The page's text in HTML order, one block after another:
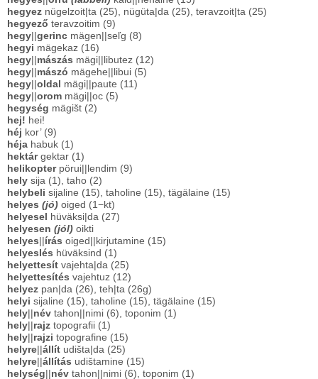
hegyez nügelzoit|ta (25), nügüta|da (25), teravzoit|ta (25)
hegyező teravzoitim (9)
hegy gerinc mägen||seľg (8)
hegyi mägekaz (16)
hegy mászás mägi||libutez (12)
hegy mászó mägehe||libui (5)
hegy oldal mägi||paute (11)
hegy orom mägi||oc (5)
hegység mägišt (2)
hej! hei!
héj kor’ (9)
héja habuk (1)
hektár gektar (1)
helikopter pörui||lendim (9)
hely sija (1), taho (2)
helybeli sijaline (15), taholine (15), tägälaine (15)
helyes (jó) oiged (1−kt)
helyesel
hüväksi|da (27)
helyesen (jól) oikti
helyes
írás oiged||kirjutamine (15)
helyeslés hüväksind (1)
helyettesít vajehta|da (25)
helyettesítés vajehtuz (12)
helyez pan|da (26), teh|ta (26g)
helyi sijaline (15), taholine (15), tägälaine (15)
hely név tahon||nimi (6), toponim (1)
hely rajz topografii (1)
hely rajzi topografine (15)
helyre állít udišta|da (25)
helyre állítás udištamine (15)
helység
név tahon||nimi (6), toponim (1)